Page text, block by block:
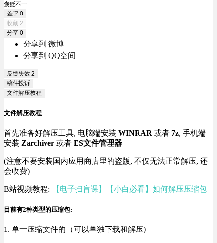
褒贬不一
差评 0
收藏 2
分享 0
分享到 微博
分享到 QQ空间
反馈失效 2
稿件投诉
文件解压教程
文件解压教程
首先准备好解压工具, 电脑端安装 WINRAR 或者 7z, 手机端
安装 Zarchiver 或者 ES文件管理器
(注意不要安装国内应用商店里的盗版, 不仅无法正常解压, 还
会收费)
B站视频教程: 【电子扫盲课】【小白必看】如何解压压缩包
目前有2种类型的压缩包:
1. 单一压缩文件的（可以单独下载和解压)